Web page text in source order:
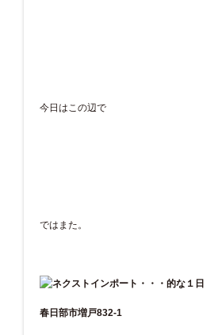
今日はこの辺で
ではまた。
春日部市増戸832-1